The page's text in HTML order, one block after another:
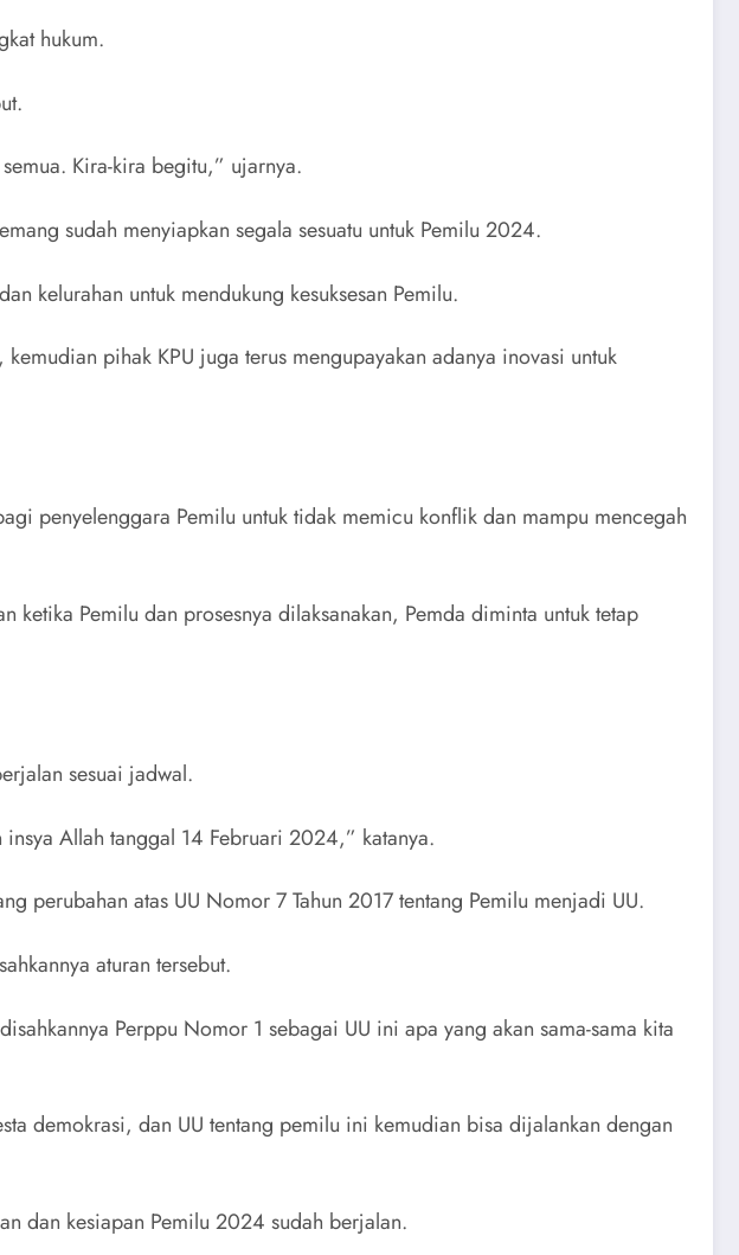
hukum.
Kira-kira begitu,” ujarnya.
sudah menyiapkan segala sesuatu untuk Pemilu 2024.
kelurahan untuk mendukung kesuksesan Pemilu.
pihak KPU juga terus mengupayakan adanya inovasi untuk
penyelenggara Pemilu untuk tidak memicu konflik dan mampu mencegah
Pemilu dan prosesnya dilaksanakan, Pemda diminta untuk tetap
sesuai jadwal.
Allah tanggal 14 Februari 2024,” katanya.
perubahan atas UU Nomor 7 Tahun 2017 tentang Pemilu menjadi UU.
aturan tersebut.
Perppu Nomor 1 sebagai UU ini apa yang akan sama-sama kita
demokrasi, dan UU tentang pemilu ini kemudian bisa dijalankan dengan
dan kesiapan Pemilu 2024 sudah berjalan.